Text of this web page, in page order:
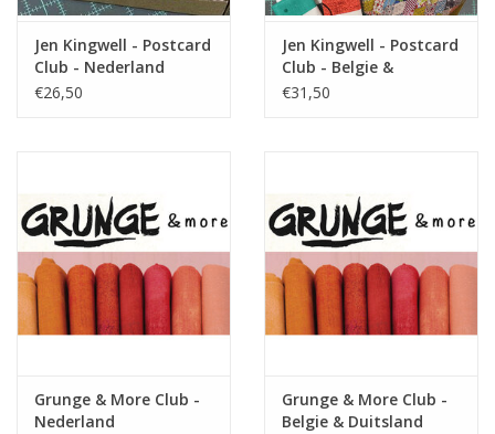
Jen Kingwell - Postcard
Club - Nederland
€26,50
Jen Kingwell - Postcard
Club - Belgie &
Duitsland
€31,50
Grunge & More Club -
Nederland
Grunge & More Club -
Belgie & Duitsland